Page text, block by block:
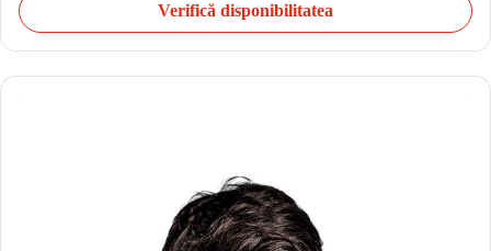
Verifică disponibilitatea